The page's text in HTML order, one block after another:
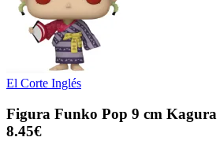
El Corte Inglés
Figura Funko Pop 9 cm
8.45€